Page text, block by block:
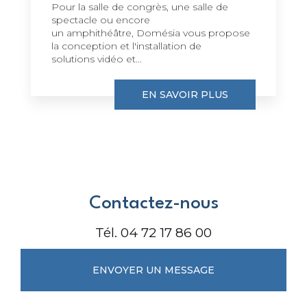
Pour la salle de congrès, une salle de
spectacle ou encore
un amphithéâtre, Domésia vous propose
la conception et l'installation de
solutions vidéo et...
EN SAVOIR PLUS
Contactez-nous
Tél. 04 72 17 86 00
ENVOYER UN MESSAGE